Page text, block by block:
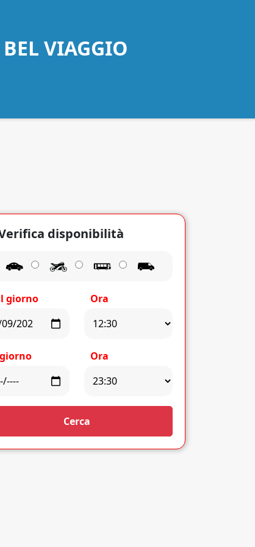
VIAGGIO
disponibilità
giorno Ora
Ora
Cerca